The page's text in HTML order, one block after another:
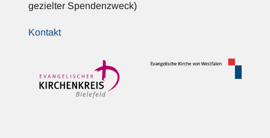
gezielter Spendenzweck)
Kontakt